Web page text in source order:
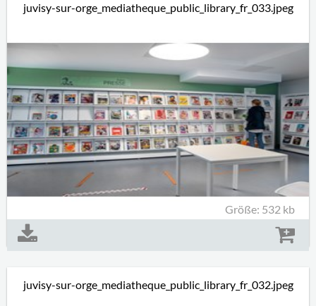
juvisy-sur-orge_mediatheque_public_library_fr_033.jpeg
Größe: 532 kb
juvisy-sur-orge_mediatheque_public_library_fr_032.jpeg